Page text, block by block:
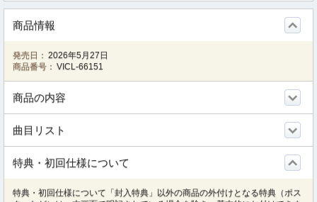
商品情報
発売日： 2026年5月27日
商品番号： VICL-66151
商品の内容
曲目リスト
特典・初回仕様について
特典・初回仕様について「封入特典」以外の商品の外付けとなる特典（ポス